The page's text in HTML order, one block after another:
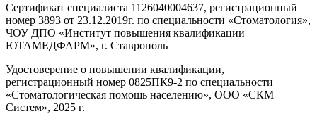
Сертификат специалиста 1126040004637, регистрационный
номер 3893 от 23.12.2019г. по специальности «Стоматология»,
ЧОУ ДПО «Институт повышения квалификации
ЮТАМЕДФАРМ», г. Ставрополь
Удостоверение о повышении квалификации,
регистрационный номер 0825ПК9-2 по специальности
«Стоматологическая помощь населению», ООО «СКМ
Систем», 2025 г.